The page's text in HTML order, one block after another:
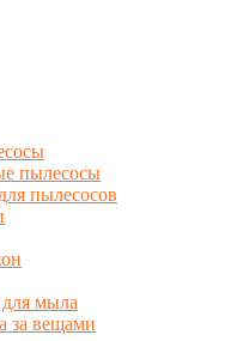
пылесосы
пылесосов
мыла
за вещами